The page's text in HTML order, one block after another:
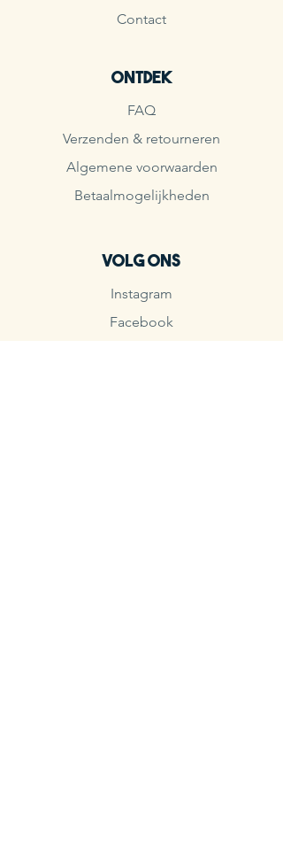
Contact
Ontdek
FAQ
Verzenden & retourneren
Algemene voorwaarden
Betaalmogelijkheden
Volg ons
Instagram
Facebook